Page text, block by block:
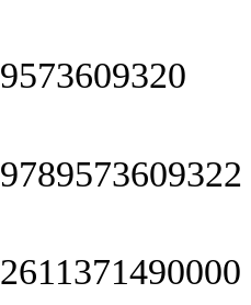
9573609320
9789573609322
2611371490000